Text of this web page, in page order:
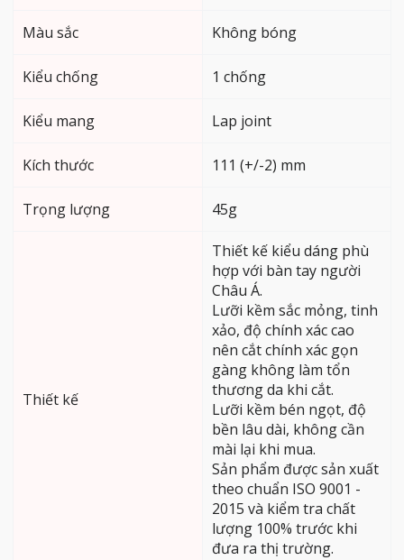
Màu sắc Không bóng
Kiểu chống 1 chống
Kiểu mang Lap joint
Kích thước 111 (+/-2) mm
Trọng lượng 45g
Thiết kế
Thiết kế kiểu dáng phù
hợp với bàn tay người
Châu Á.
Lưỡi kềm sắc mỏng, tinh
xảo, độ chính xác cao
nên cắt chính xác gọn
gàng không làm tổn
thương da khi cắt.
Lưỡi kềm bén ngọt, độ
bền lâu dài, không cần
mài lại khi mua.
Sản phẩm được sản xuất
theo chuẩn ISO 9001 -
2015 và kiểm tra chất
lượng 100% trước khi
đưa ra thị trường.